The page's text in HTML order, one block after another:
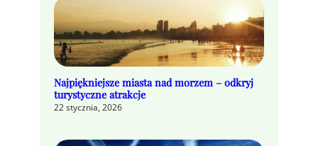
Najpiękniejsze miasta nad morzem – odkryj
turystyczne atrakcje
22 stycznia, 2026